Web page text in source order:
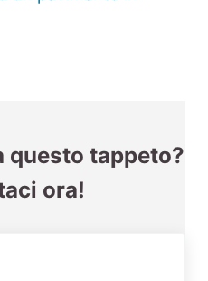
questo tappeto?
ora!